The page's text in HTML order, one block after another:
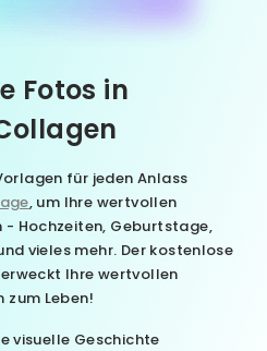
Fotos in
für jeden Anlass
, um Ihre wertvollen
- Hochzeiten, Geburtstage,
vieles mehr. Der kostenlose
Ihre wertvollen
zum Leben!
visuelle Geschichte